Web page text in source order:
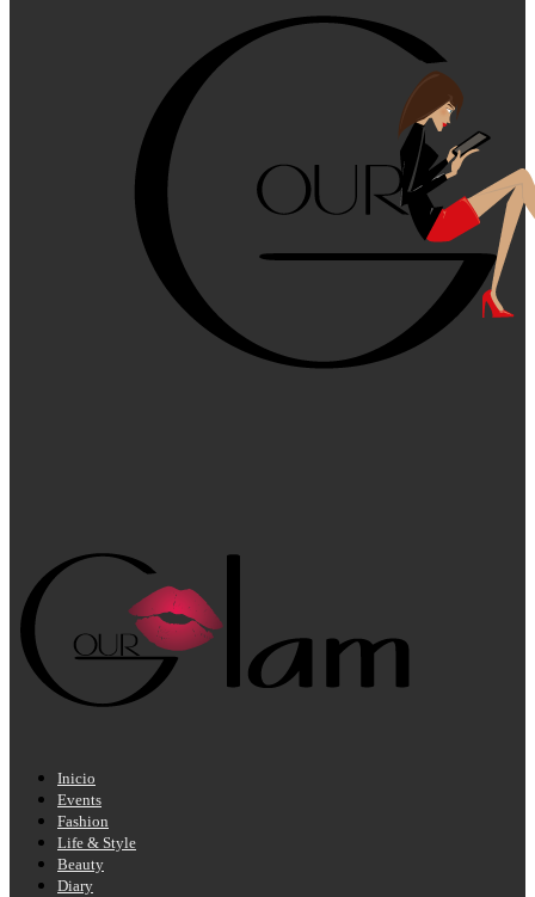
Inicio
Events
Fashion
Life & Style
Beauty
Diary